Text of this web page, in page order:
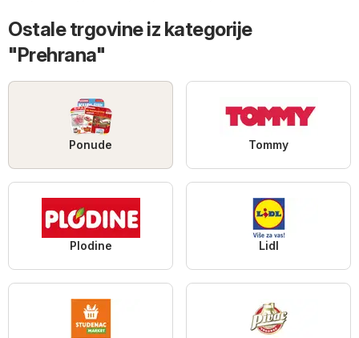
Ostale trgovine iz kategorije
"Prehrana"
Ponude Tommy
Plodine Lidl